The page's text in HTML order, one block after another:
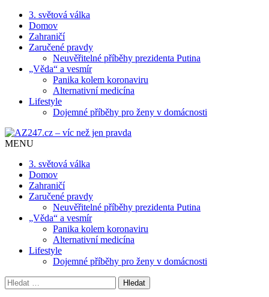
3. světová válka
Domov
Zahraničí
Zaručené pravdy
Neuvěřitelné příběhy prezidenta Putina
„Věda“ a vesmír
Panika kolem koronaviru
Alternativní medicína
Lifestyle
Dojemné příběhy pro ženy v domácnosti
MENU
3. světová válka
Domov
Zahraničí
Zaručené pravdy
Neuvěřitelné příběhy prezidenta Putina
„Věda“ a vesmír
Panika kolem koronaviru
Alternativní medicína
Lifestyle
Dojemné příběhy pro ženy v domácnosti
Vyhledávání